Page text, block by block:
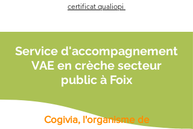
certificat qualiopi
Service d'accompagnement
VAE en crèche secteur
public à Foix
Cogivia, l'organisme de